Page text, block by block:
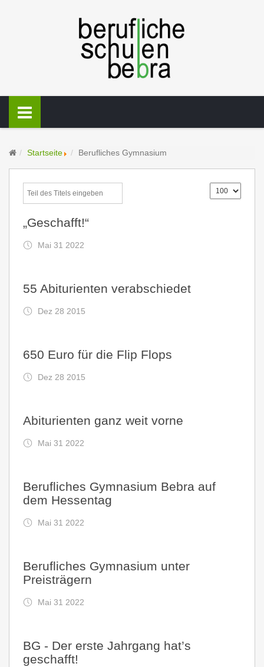
Startseite Berufliches Gymnasium
„Geschafft!“
Mai 31 2022
55 Abiturienten verabschiedet
Dez 28 2015
650 Euro für die Flip Flops
Dez 28 2015
Abiturienten ganz weit vorne
Mai 31 2022
Berufliches Gymnasium Bebra auf
dem Hessentag
Mai 31 2022
Berufliches Gymnasium unter
Preisträgern
Mai 31 2022
BG - Der erste Jahrgang hat’s
geschafft!